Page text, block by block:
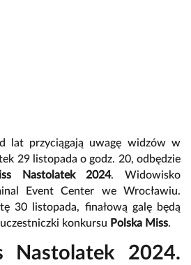
lat przyciągają uwagę widzów w
29 listopada o godz. 20, odbędzie
Nastolatek 2024. Widowisko
Event Center we Wrocławiu.
30 listopada, finałową galę będą
konkursu Polska Miss.
Nastolatek 2024.